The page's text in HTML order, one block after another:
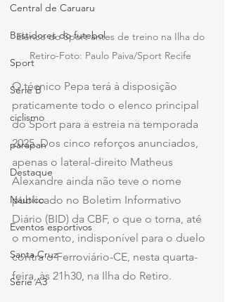
Central de Caruaru
Bastidores do futebol
Sport
Série B
ciclismo
parapan
Destaque
Náutico
Eventos esportivos
Santa Cruz
Série A3
Elenco do Sport antes de treino na Ilha do
Retiro-Foto: Paulo Paiva/Sport Recife
O técnico Pepa terá à disposição
praticamente todo o elenco principal
do Sport para a estreia na temporada
2025. Dos cinco reforços anunciados,
apenas o lateral-direito Matheus
Alexandre ainda não teve o nome
publicado no Boletim Informativo
Diário (BID) da CBF, o que o torna, até
o momento, indisponível para o duelo
contra o Ferroviário-CE, nesta quarta-
feira, às 21h30, na Ilha do Retiro.